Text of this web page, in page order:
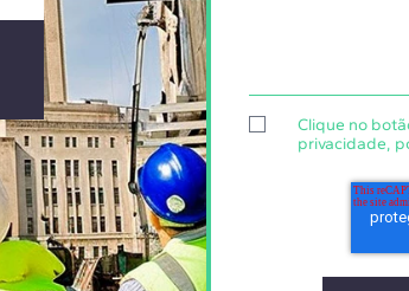
Clique no
privacidade,